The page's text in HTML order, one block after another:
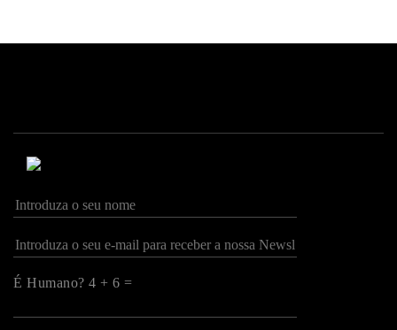
É Humano? 4 + 6 =